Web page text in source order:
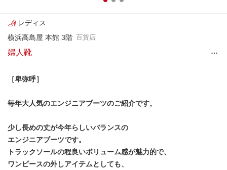
レディス
横浜高島屋 本館 3階 百貨店
婦人靴 …
［卑弥呼］
毎年大人気のエンジニアブーツのご紹介です。
少し長めの丈が今年らしいバランスの
エンジニアブーツです。
トラックソールの程良いボリューム感が魅力的で、
ワンピースの外しアイテムとしても、